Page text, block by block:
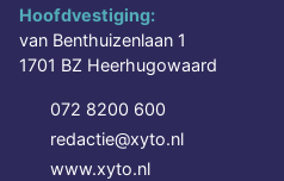
Hoofdvestiging:
van Benthuizenlaan 1
1701 BZ Heerhugowaard
072 8200 600
redactie@xyto.nl
www.xyto.nl